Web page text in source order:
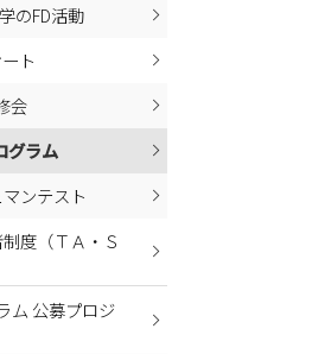
のFD活動
ト
会
グラム
ンテスト
度（ＴＡ・Ｓ
ム 公募プロジ